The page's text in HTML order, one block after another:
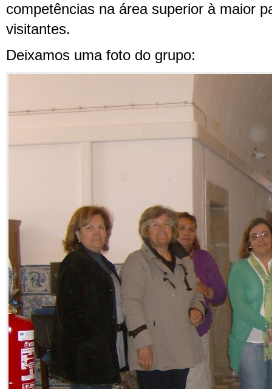
competências na área superior à maior
visitantes.
Deixamos uma foto do grupo: